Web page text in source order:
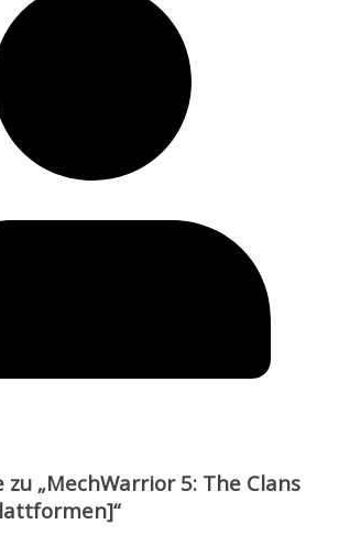
„MechWarrior 5: The Clans
“